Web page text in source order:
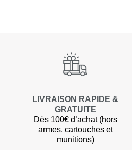
LIVRAISON RAPIDE &
GRATUITE
Dès 100€ d’achat (hors
armes, cartouches et
munitions)